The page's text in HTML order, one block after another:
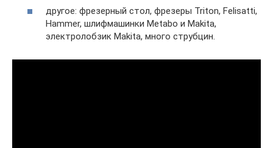
другое: фрезерный стол, фрезеры Triton, Felisatti,
Hammer, шлифмашинки Metabo и Makita,
электролобзик Makita, много струбцин.